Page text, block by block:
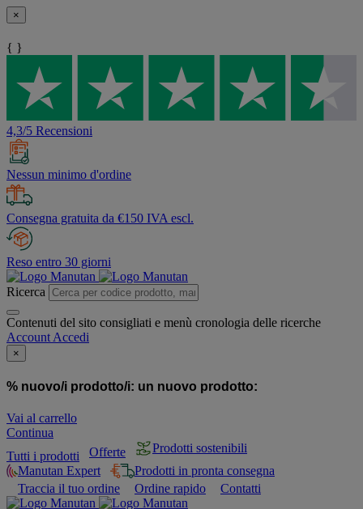
×
{ }
4,3/5 Recensioni
Nessun minimo d'ordine
Consegna gratuita da €150 IVA escl.
Reso entro 30 giorni
Ricerca
Contenuti del sito consigliati e menù cronologia delle ricerche
Account Accedi
×
% nuovo/i prodotto/i: un nuovo prodotto:
Vai al carrello
Continua
Tutti i prodotti
Offerte
Prodotti sostenibili
Manutan Expert
Prodotti in pronta consegna
Traccia il tuo ordine
Ordine rapido Contatti